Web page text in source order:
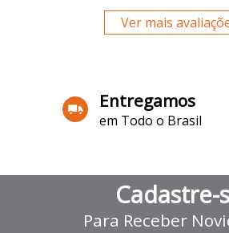
Ver mais
Entregamos
em Todo o Brasil
Cadastre-
Para Receber